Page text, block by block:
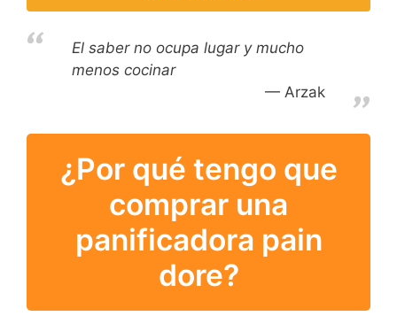
El saber no ocupa lugar y mucho
menos cocinar
Arzak
¿Por qué tengo que
comprar una
panificadora pain
dore?